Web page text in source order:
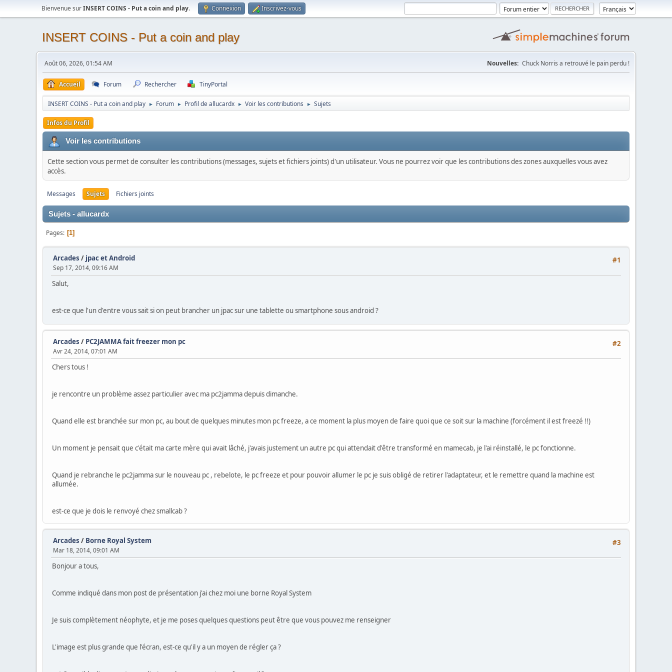
Bienvenue surINSERT COINS - Put a coin and play. Connexion Inscrivez-vous
INSERT COINS - Put a coin and play
Août 06, 2026, 01:54 AM Nouvelles: Chuck Norris a retrouvé le pain perdu !
Accueil Forum Rechercher TinyPortal
INSERT COINS - Put a coin and play ► Forum ► Profil de allucardx ► Voir les contributions ► Sujets
Infos du Profil
Voir les contributions
Cette section vous permet de consulter les contributions (messages, sujets et fichiers joints) d'un utilisateur. Vous ne pourrez voir que les contributions des zones auxquelles vous avez
accès.
Messages Sujets Fichiers joints
Sujets - allucardx
Pages 1
#1
Arcades / jpac et Android
Sep 17, 2014, 09:16 AM
Salut,
est-ce que l'un d'entre vous sait si on peut brancher un jpac sur une tablette ou smartphone sous android ?
#2
Arcades / PC2JAMMA fait freezer mon pc
Avr 24, 2014, 07:01 AM
Chers tous !
je rencontre un problème assez particulier avec ma pc2jamma depuis dimanche.
Quand elle est branchée sur mon pc, au bout de quelques minutes mon pc freeze, a ce moment la plus moyen de faire quoi que ce soit sur la machine (forcément il est freezé !!)
Un moment je pensait que c'était ma carte mère qui avait lâché, j'avais justement un autre pc qui attendait d'être transformé en mamecab, je l'ai réinstallé, le pc fonctionne.
Quand je rebranche le pc2jamma sur le nouveau pc , rebelote, le pc freeze et pour pouvoir allumer le pc je suis obligé de retirer l'adaptateur, et le remettre quand la machine est
allumée.
est-ce que je dois le renvoyé chez smallcab ?
#3
Arcades / Borne Royal System
Mar 18, 2014, 09:01 AM
Bonjour a tous,
Comme indiqué dans mon post de présentation j'ai chez moi une borne Royal System
Je suis complètement néophyte, et je me poses quelques questions peut être que vous pouvez me renseigner
L'image est plus grande que l'écran, est-ce qu'il y a un moyen de régler ça ?